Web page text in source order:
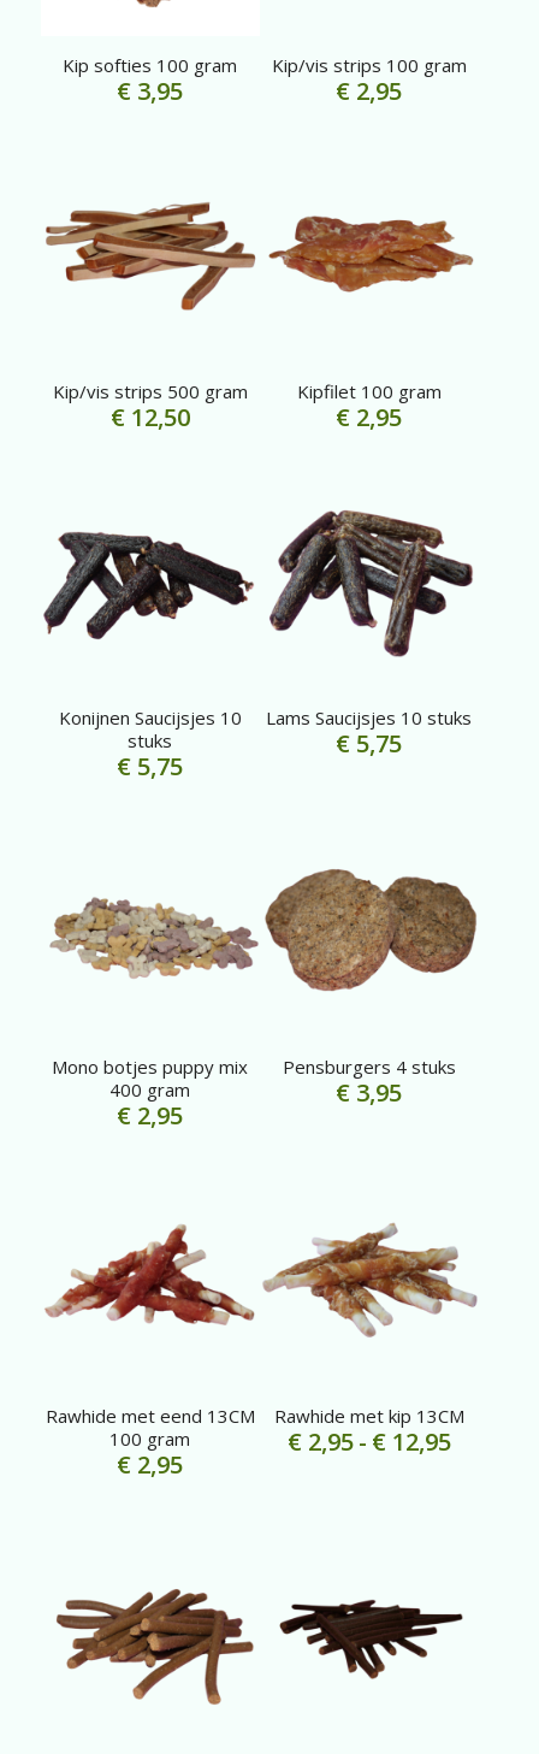
Kip softies 100 gram
€ 3,95
Kip/vis strips 100 gram
€ 2,95
Kip/vis strips 500 gram
€12,50
Kipfilet 100 gram
€ 2,95
Konijnen Saucijsjes 10
stuks
€ 5,75
Lams Saucijsjes 10 stuks
€ 5,75
Mono botjes puppy mix
400 gram
€ 2,95
Pensburgers 4 stuks
€ 3,95
Rawhide met eend 13CM
100 gram
€ 2,95
Rawhide met kip 13CM
€2,95- €12,95